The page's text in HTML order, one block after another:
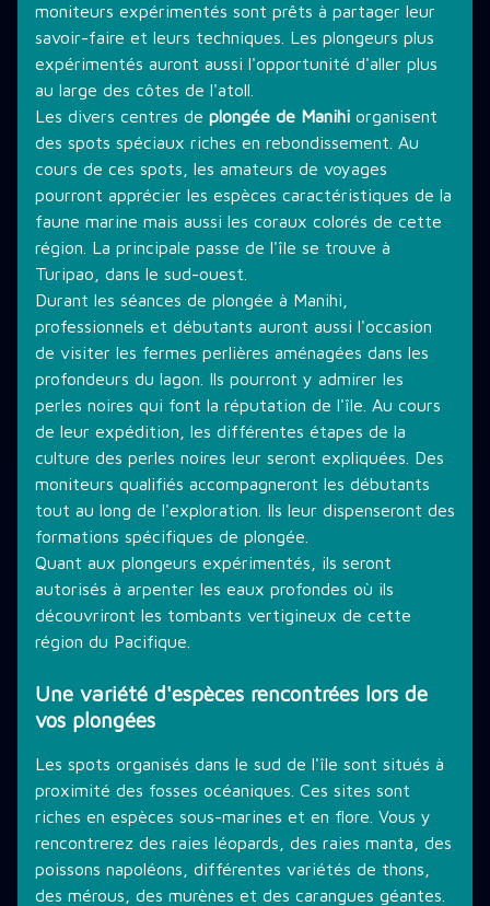
moniteurs expérimentés sont prêts à partager leur
savoir-faire et leurs techniques. Les plongeurs plus
expérimentés auront aussi l'opportunité d'aller plus
au large des côtes de l'atoll.
Les divers centres de plongée de Manihi organisent
des spots spéciaux riches en rebondissement. Au
cours de ces spots, les amateurs de voyages
pourront apprécier les espèces caractéristiques de la
faune marine mais aussi les coraux colorés de cette
région. La principale passe de l'île se trouve à
Turipao, dans le sud-ouest.
Durant les séances de plongée à Manihi,
professionnels et débutants auront aussi l'occasion
de visiter les fermes perlières aménagées dans les
profondeurs du lagon. Ils pourront y admirer les
perles noires qui font la réputation de l'île. Au cours
de leur expédition, les différentes étapes de la
culture des perles noires leur seront expliquées. Des
moniteurs qualifiés accompagneront les débutants
tout au long de l'exploration. Ils leur dispenseront des
formations spécifiques de plongée.
Quant aux plongeurs expérimentés, ils seront
autorisés à arpenter les eaux profondes où ils
découvriront les tombants vertigineux de cette
région du Pacifique.
Une variété d'espèces rencontrées lors de
vos plongées
Les spots organisés dans le sud de l'île sont situés à
proximité des fosses océaniques. Ces sites sont
riches en espèces sous-marines et en flore. Vous y
rencontrerez des raies léopards, des raies manta, des
poissons napoléons, différentes variétés de thons,
des mérous, des murènes et des carangues géantes.